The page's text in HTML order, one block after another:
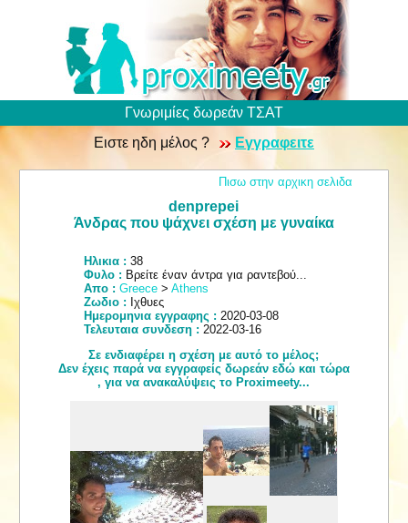
Γνωριμίες δωρεάν ΤΣΑΤ
Ειστε ηδη μέλος ?
Εγγραφειτε
Πισω στην αρχικη σελιδα
denprepei
Άνδρας που ψάχνει σχέση με γυναίκα
Ηλικια : 38
Φυλο : Βρείτε έναν άντρα για ραντεβού...
Απο : Greece> Athens
Ζωδιο : Ιχθυες
Ημερομηνια εγγραφης : 2020-03-08
Τελευταια συνδεση : 2022-03-16
Σε ενδιαφέρει η σχέση με αυτό το μέλος;
Δεν έχεις παρά να εγγραφείς δωρεάν εδώ και τώρα
, για να ανακαλύψεις το Proximeety...